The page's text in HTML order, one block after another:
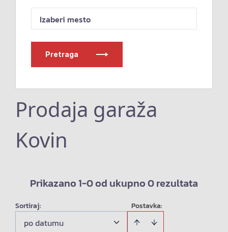
Izaberi mesto
Pretraga
Prodaja garaža
Kovin
Prikazano 1-0 od ukupno 0 rezultata
Postavka:
Sortiraj:
po datumu